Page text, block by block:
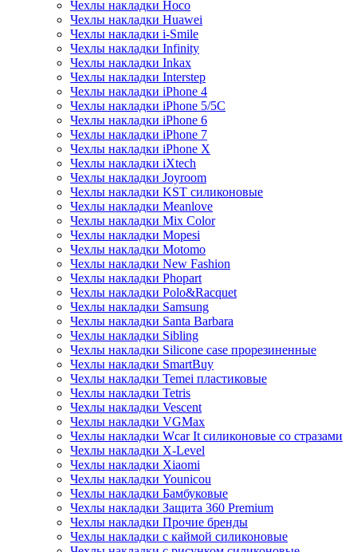
Чехлы накладки Hoco
Чехлы накладки Huawei
Чехлы накладки i-Smile
Чехлы накладки Infinity
Чехлы накладки Inkax
Чехлы накладки Interstep
Чехлы накладки iPhone 4
Чехлы накладки iPhone 5/5С
Чехлы накладки iPhone 6
Чехлы накладки iPhone 7
Чехлы накладки iPhone X
Чехлы накладки iXtech
Чехлы накладки Joyroom
Чехлы накладки KST силиконовые
Чехлы накладки Meanlove
Чехлы накладки Mix Color
Чехлы накладки Mopesi
Чехлы накладки Motomo
Чехлы накладки New Fashion
Чехлы накладки Phopart
Чехлы накладки Polo&Racquet
Чехлы накладки Samsung
Чехлы накладки Santa Barbara
Чехлы накладки Sibling
Чехлы накладки Silicone case прорезиненные
Чехлы накладки SmartBuy
Чехлы накладки Temei пластиковые
Чехлы накладки Tetris
Чехлы накладки Vescent
Чехлы накладки VGMax
Чехлы накладки Wcar It силиконовые со стразами
Чехлы накладки X-Level
Чехлы накладки Xiaomi
Чехлы накладки Younicou
Чехлы накладки Бамбуковые
Чехлы накладки Защита 360 Premium
Чехлы накладки Прочие бренды
Чехлы накладки с каймой силиконовые